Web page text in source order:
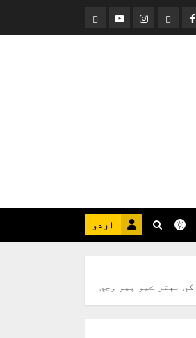
Facebook
Instagram
YouTube
Threads
اردو